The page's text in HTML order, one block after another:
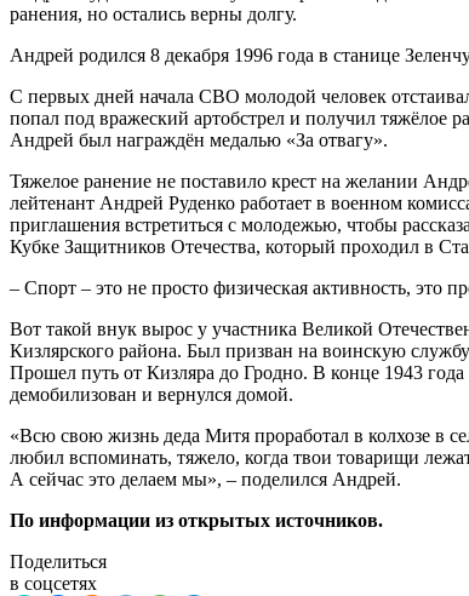
ранения, но остались верны долгу.
Андрей родился 8 декабря 1996 года в станице
С первых дней начала СВО молодой человек
попал под вражеский артобстрел и получил тяжёлое
Андрей был награждён медалью «За отвагу».
Тяжелое ранение не поставило крест на желании
лейтенант Андрей Руденко работает в военном
приглашения встретиться с молодежью, чтобы
Кубке Защитников Отечества, который проходил в
– Спорт – это не просто физическая активность, это
Вот такой внук вырос у участника Великой
Кизлярского района. Был призван на воинскую
Прошел путь от Кизляра до Гродно. В конце 1943
демобилизован и вернулся домой.
«Всю свою жизнь деда Митя проработал в колхозе в
любил вспоминать, тяжело, когда твои товарищи
А сейчас это делаем мы», – поделился Андрей.
По информации из открытых источников.
Поделиться
в соцсетях